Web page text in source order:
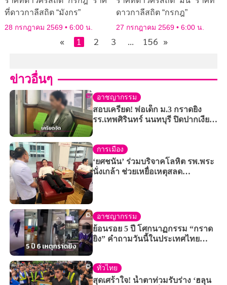
ที่ดาวกาลีสถิต “มังกร”
28 กรกฎาคม 2569 6:00 น.
ดาวกาลีสถิต “กรกฎ”
27 กรกฎาคม 2569 6:00 น.
« 1 2 3 … 156 »
ข่าวอื่นๆ
อาชญากรรม
สอบเครียด! พ่อเด็ก ม.3 กราดยิง
รร.เทพศิรินทร์ นนทบุรี ปิดปากเงียบ
ไร้เผชิญหน้าญาติ “ครูขนุน”
การเมือง
‘ยศชนัน’ ร่วมบริจาคโลหิต รพ.พระ
นั่งเกล้า ช่วยเหยื่อเหตุสลด
รร.เทพศิรินทร์ นนทบุรี
อาชญากรรม
ย้อนรอย 5 ปี โศกนาฏกรรม “กราด
ยิง” คำถามวันนี้ในประเทศไทย
ปลอดภัยแค่ไหน?
ทั่วไทย
สุดเศร้าใจ! น้ำตาท่วมรับร่าง ‘ฮลุน